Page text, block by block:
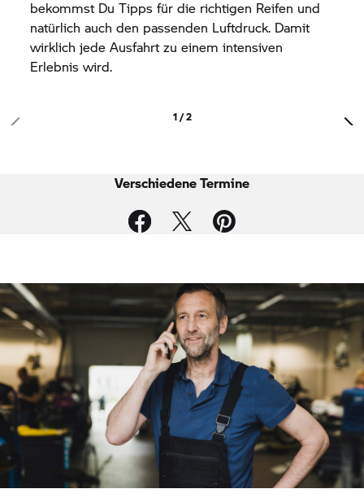
bekommst Du Tipps für die richtigen Reifen und
natürlich auch den passenden Luftdruck. Damit
wirklich jede Ausfahrt zu einem intensiven
Erlebnis wird.
1 / 2
Verschiedene Termine